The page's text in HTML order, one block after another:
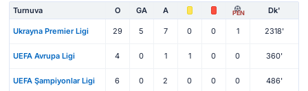
Turnuva O GA A PEN Dk'
Ukrayna Premier Ligi 29 5 7 0 0 1 2318'
UEFA Avrupa Ligi 4 0 1 1 0 0 360'
UEFA Şampiyonlar Ligi 6 0 2 0 0 0 486'